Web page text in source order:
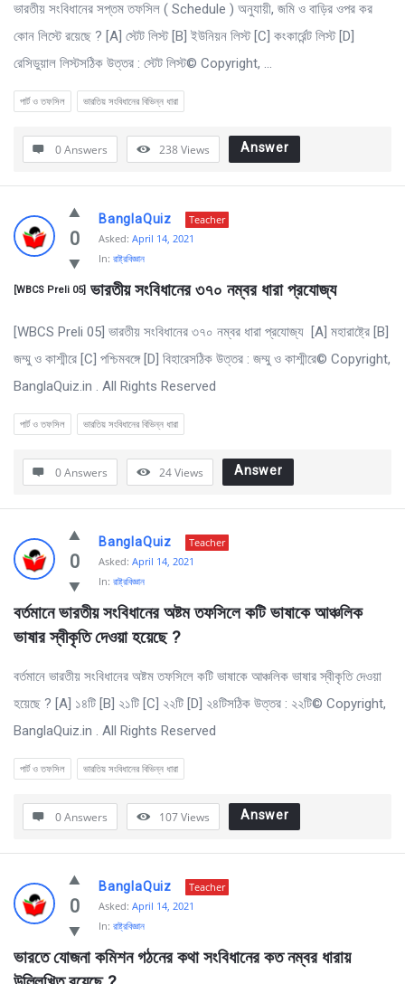
ভারতীয় সংবিধানের সপ্তম তফসিল ( Schedule ) অনুযায়ী, জমি ও বাড়ির ওপর কর
কোন লিস্টে রয়েছে ? [A] স্টেট লিস্ট [B] ইউনিয়ন লিস্ট [C] কংকার্রেন্ট লিস্ট [D]
রেসিডুয়াল লিস্টসঠিক উত্তর : স্টেট লিস্ট© Copyright, ...
পার্ট ও তফসিল ভারতিয় সংবিধানের বিভিন্ন ধারা
0 Answers 238Views Answer
0
BanglaQuiz
Teacher
Asked: April 14, 2021
In: রাষ্ট্রবিজ্ঞান
[WBCS Preli 05] ভারতীয় সংবিধানের ৩৭০ নম্বর ধারা প্রযোজ্য
[WBCS Preli 05] ভারতীয় সংবিধানের ৩৭০ নম্বর ধারা প্রযোজ্য [A] মহারাষ্ট্রে [B]
জম্মু ও কাশ্মীরে [C] পশ্চিমবঙ্গে [D] বিহারেসঠিক উত্তর : জম্মু ও কাশ্মীরে© Copyright,
BanglaQuiz.in . All Rights Reserved
পার্ট ও তফসিল ভারতিয় সংবিধানের বিভিন্ন ধারা
0 Answers 24Views Answer
0
BanglaQuiz
Teacher
Asked: April 14, 2021
In: রাষ্ট্রবিজ্ঞান
বর্তমানে ভারতীয় সংবিধানের অষ্টম তফসিলে কটি ভাষাকে আঞ্চলিক
ভাষার স্বীকৃতি দেওয়া হয়েছে ?
বর্তমানে ভারতীয় সংবিধানের অষ্টম তফসিলে কটি ভাষাকে আঞ্চলিক ভাষার স্বীকৃতি দেওয়া
হয়েছে ? [A] ১৪টি [B] ২১টি [C] ২২টি [D] ২৪টিসঠিক উত্তর : ২২টি© Copyright,
BanglaQuiz.in . All Rights Reserved
পার্ট ও তফসিল ভারতিয় সংবিধানের বিভিন্ন ধারা
0 Answers 107Views Answer
0
BanglaQuiz
Teacher
Asked: April 14, 2021
In: রাষ্ট্রবিজ্ঞান
ভারতে যোজনা কমিশন গঠনের কথা সংবিধানের কত নম্বর ধারায়